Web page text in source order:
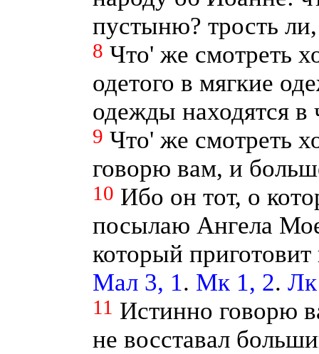
пустыню? трость
8 Что' же смотреть
одетого в мягкие
одежды находятся в
9 Что' же смотреть
говорю вам, и
10 Ибо он тот, о
посылаю Ангела
который
Мал 3, 1. Мк 1, 2.
11 Истинно говорю
не восставал